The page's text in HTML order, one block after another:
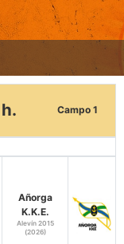
Campo 1
Añorga
K.K.E.
Alevín 2015
(2026)